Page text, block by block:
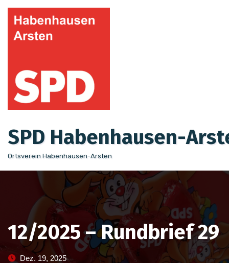
Zum
Inhalt
springen
SPD Habenhausen-
Ortsverein Habenhausen-Arsten
12/2025 – Rundbrief 29
Dez. 19, 2025